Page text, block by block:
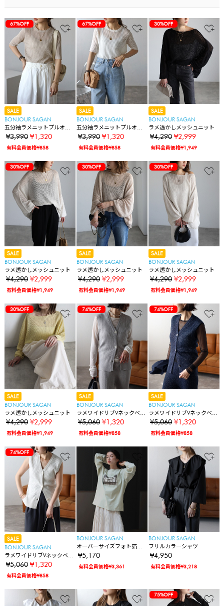
67%OFF
SALE
BONJOUR SAGAN
五分袖ラメニットプルオー
バー
¥3,990 ¥1,320
有料会員価格¥858
67%OFF
SALE
BONJOUR SAGAN
五分袖ラメニットプルオー
バー
¥3,990 ¥1,320
有料会員価格¥858
30%OFF
SALE
BONJOUR SAGAN
ラメ透かしメッシュニット
¥4,290 ¥2,999
有料会員価格¥1,949
30%OFF
SALE
BONJOUR SAGAN
ラメ透かしメッシュニット
¥4,290 ¥2,999
有料会員価格¥1,949
30%OFF
SALE
BONJOUR SAGAN
ラメ透かしメッシュニット
¥4,290 ¥2,999
有料会員価格¥1,949
30%OFF
SALE
BONJOUR SAGAN
ラメ透かしメッシュニット
¥4,290 ¥2,999
有料会員価格¥1,949
30%OFF
SALE
BONJOUR SAGAN
ラメ透かしメッシュニット
¥4,290 ¥2,999
有料会員価格¥1,949
74%OFF
SALE
BONJOUR SAGAN
ラメワイドリブVネックベス
ト
¥5,060 ¥1,320
有料会員価格¥858
74%OFF
SALE
BONJOUR SAGAN
ラメワイドリブVネックベス
ト
¥5,060 ¥1,320
有料会員価格¥858
74%OFF
SALE
BONJOUR SAGAN
ラメワイドリブVネックベス
ト
¥5,060 ¥1,320
有料会員価格¥858
BONJOUR SAGAN
オーバーサイズフォト箔ロ
ゴロンT
¥5,170
有料会員価格¥3,361
BONJOUR SAGAN
フリルカラーシャツ
¥4,950
有料会員価格¥3,218
75%OFF